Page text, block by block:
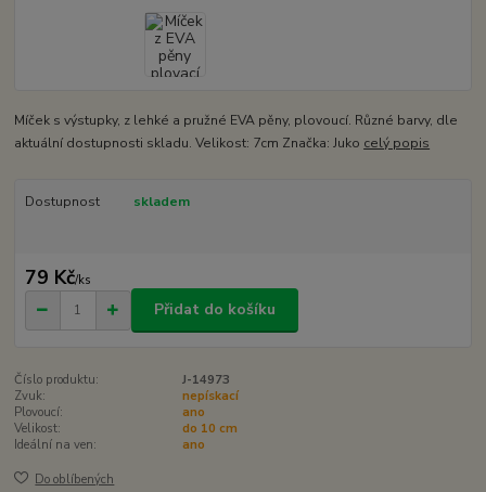
Míček s výstupky, z lehké a pružné EVA pěny, plovoucí. Různé barvy, dle
aktuální dostupnosti skladu. Velikost: 7cm Značka: Juko celý popis
Dostupnost skladem
79 Kč/ks
Přidat do košíku
Číslo produktu:
J-14973
Zvuk:
nepískací
Plovoucí:
ano
Velikost:
do 10 cm
Ideální na ven:
ano
Do oblíbených